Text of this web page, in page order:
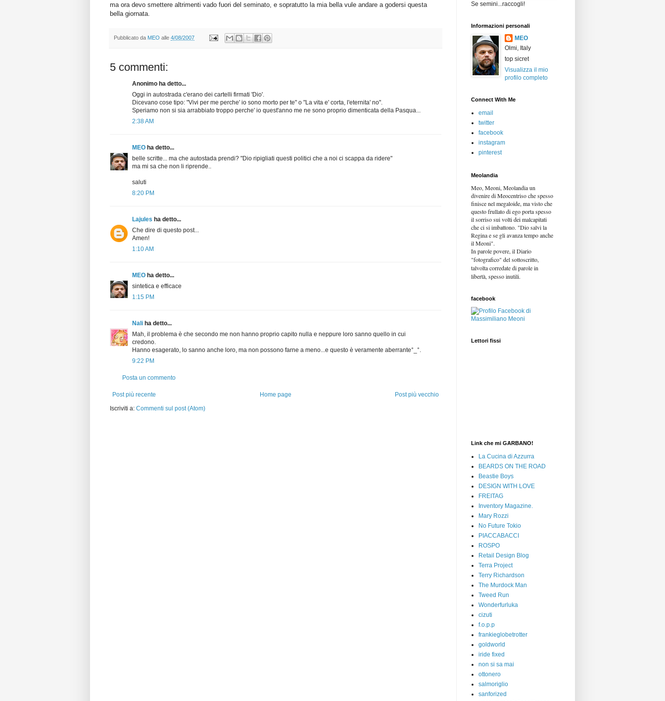
ma ora devo smettere altrimenti vado fuori del seminato, e sopratutto la mia bella vule andare a godersi questa
bella giornata.
Pubblicato da MEO alle 4/08/2007
5 commenti:
Anonimo ha detto...
Oggi in autostrada c'erano dei cartelli firmati 'Dio'.
Dicevano cose tipo: "Vivi per me perche' io sono morto per te" o "La vita e' corta, l'eternita' no".
Speriamo non si sia arrabbiato troppo perche' io quest'anno me ne sono proprio dimenticata della Pasqua...
2:38 AM
MEO ha detto...
belle scritte... ma che autostada prendi? "Dio ripigliati questi politici che a noi ci scappa da ridere"
ma mi sa che non li riprende..
saluti
8:20 PM
Lajules ha detto...
Che dire di questo post...
Amen!
1:10 AM
MEO ha detto...
sintetica e efficace
1:15 PM
Nali ha detto...
Mah, il problema è che secondo me non hanno proprio capito nulla e neppure loro sanno quello in cui
credono.
Hanno esagerato, lo sanno anche loro, ma non possono farne a meno...e questo è veramente aberrante°_°.
9:22 PM
Posta un commento
Post più recente Post più vecchio
Home page
Iscriviti a: Commenti sul post (Atom)
Se semini...raccogli!
Informazioni personali
MEO
Olmi, Italy
top sicret
Visualizza il mio
profilo completo
Connect With Me
email
twitter
facebook
instagram
pinterest
Meolandia
Meo, Meoni, Meolandia un
divenire di Meocentriso che spesso
finisce nel megaloide, ma visto che
questo frullato di ego porta spesso
il sorriso sui volti dei malcapitati
che ci si imbattono. "Dio salvi la
Regina e se gli avanza tempo anche
il Meoni".
In parole povere, il Diario
"fotografico" del sottoscritto,
talvolta corredate di parole in
libertà, spesso inutili.
facebook
Lettori fissi
Link che mi GARBANO!
La Cucina di Azzurra
BEARDS ON THE ROAD
Beastie Boys
DESIGN WITH LOVE
FREITAG
Inventory Magazine.
Mary Rozzi
No Future Tokio
PIACCABACCI
ROSPO
Retail Design Blog
Terra Project
Terry Richardson
The Murdock Man
Tweed Run
Wonderfurluka
cizuti
f.o.p.p
frankieglobetrotter
goldworld
iride fixed
non si sa mai
ottonero
salmoriglio
sanforized